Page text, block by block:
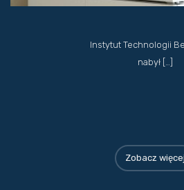
Instytut Technologii
nabył […]
Zobacz więcej